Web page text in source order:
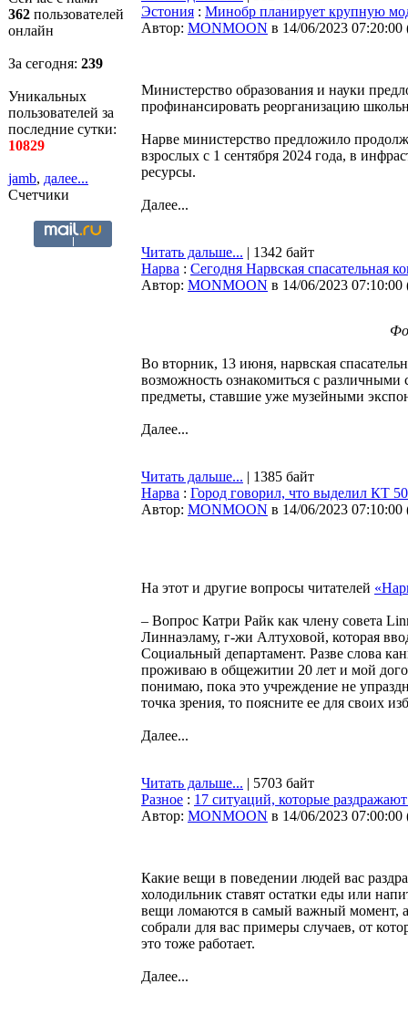
362 пользователей
онлайн
За сегодня: 239
Уникальных
пользователей за
последние сутки:
10829
jamb, далее...
Счетчики
Эстония : Минобр планирует крупную
Автор: MONMOON в 14/06/2023 07:20:00
Министерство образования и науки
профинансировать реорганизацию
Нарве министерство предложило
взрослых с 1 сентября 2024 года, в
ресурсы.
Далее...
Читать дальше... | 1342 байт
Нарва : Сегодня Нарвская спасательная
Автор: MONMOON в 14/06/2023 07:10:00
Во вторник, 13 июня, нарвская
возможность ознакомиться с
предметы, ставшие уже музейными
Далее...
Читать дальше... | 1385 байт
Нарва : Город говорил, что выделил КТ
Автор: MONMOON в 14/06/2023 07:10:00
На этот и другие вопросы читателей
– Вопрос Катри Райк как члену совета
Линнаэламу, г-жи Алтуховой, которая
Социальный департамент. Разве слова
проживаю в общежитии 20 лет и мой
понимаю, пока это учреждение не
точка зрения, то поясните ее для своих
Далее...
Читать дальше... | 5703 байт
Разное : 17 ситуаций, которые раздражают
Автор: MONMOON в 14/06/2023 07:00:00
Какие вещи в поведении людей вас
холодильник ставят остатки еды или
вещи ломаются в самый важный момент,
собрали для вас примеры случаев, от
это тоже работает.
Далее...